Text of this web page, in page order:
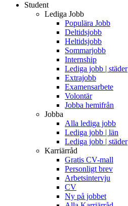
Student
Lediga Jobb
Populära Jobb
Deltidsjobb
Heltidsjobb
Sommarjobb
Internship
Lediga jobb | städer
Extrajobb
Examensarbete
Volontär
Jobba hemifrån
Jobba
Alla lediga jobb
Lediga jobb | län
Lediga jobb | städer
Karriärråd
Gratis CV-mall
Personligt brev
Arbetsintervju
CV
Ny på jobbet